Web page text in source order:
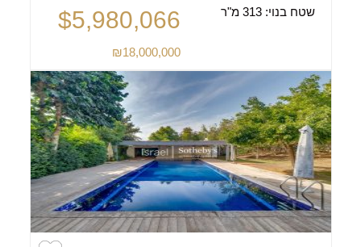
שטח בנוי:313 מ"ר $5,980,066
₪18,000,000